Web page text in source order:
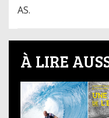
AS.
À LIRE